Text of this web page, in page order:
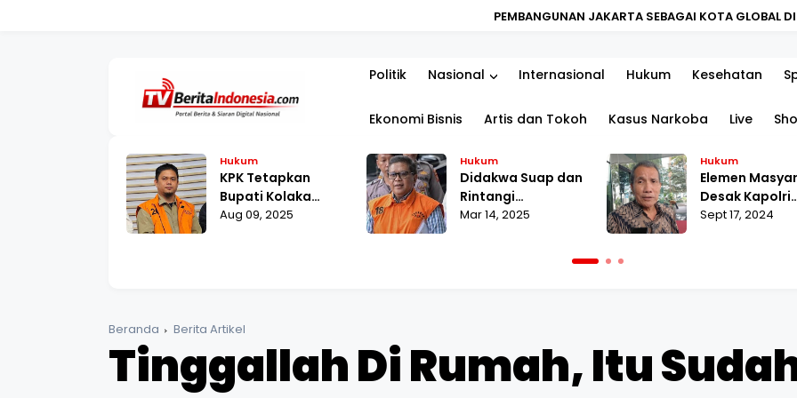
PEMBANGUNAN JAKARTA SEBAGAI KOTA GLOBAL DIMULAI DARI PENGUATAN
Politik Nasional Internasional Hukum Kesehatan
Ekonomi Bisnis Artis dan Tokoh Kasus Narkoba Live
Hukum
KPK Tetapkan
Bupati Kolaka
Timur sebagai
Aug 09, 2025
Hukum
Didakwa Suap dan
Rintangi
Penyidikan, Hasto
Mar 14, 2025
Hukum
Elemen
Desak Kapolri
Tuntaskan
Sept 17, 2024
Beranda Berita Artikel
Tinggallah Di Rumah, Itu